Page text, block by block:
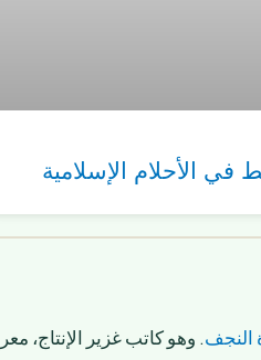
في الأحلام الإسلامية
النجف. وهو كاتب غزير الإنتاج،